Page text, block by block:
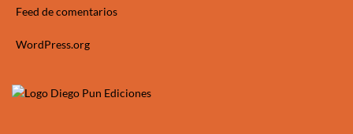
Feed de comentarios
WordPress.org